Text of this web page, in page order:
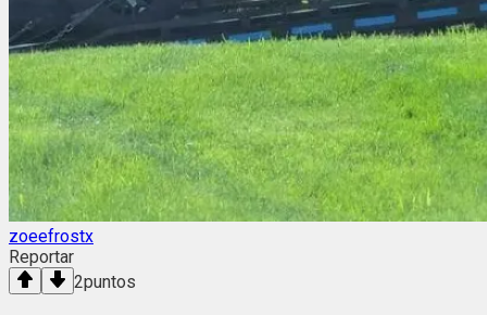
zoeefrostx
Reportar
2puntos